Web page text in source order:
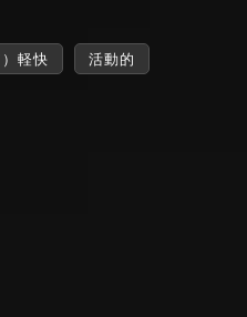
軽快 活動的